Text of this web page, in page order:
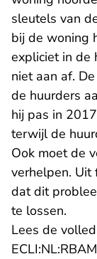
sleutels van
bij de woning
expliciet in de
niet aan af.
de huurders
hij pas in
terwijl de
Ook moet de
verhelpen. Uit
dat dit
te lossen.
Lees de